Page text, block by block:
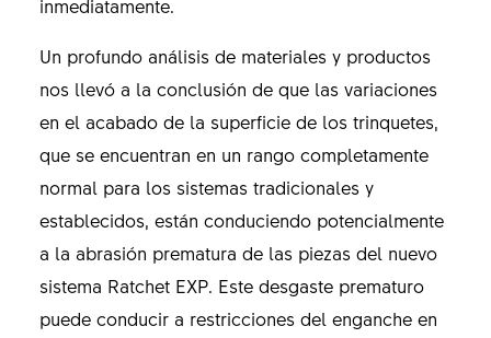
inmediatamente.
Un profundo análisis de materiales y productos
nos llevó a la conclusión de que las variaciones
en el acabado de la superficie de los trinquetes,
que se encuentran en un rango completamente
normal para los sistemas tradicionales y
establecidos, están conduciendo potencialmente
a la abrasión prematura de las piezas del nuevo
sistema Ratchet EXP. Este desgaste prematuro
puede conducir a restricciones del enganche en